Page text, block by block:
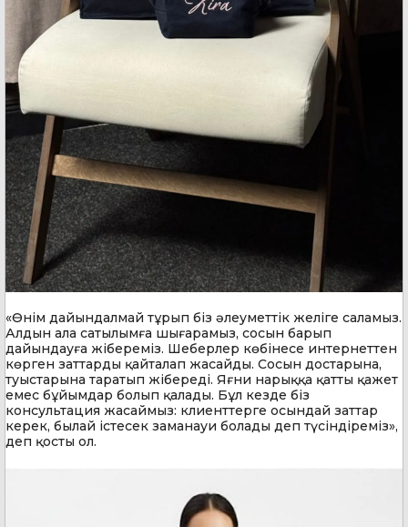
«Өнім дайындалмай тұрып біз әлеуметтік желіге саламыз.
Алдын ала сатылымға шығарамыз, сосын барып
дайындауға жібереміз. Шеберлер көбінесе интернеттен
көрген заттарды қайталап жасайды. Сосын достарына,
туыстарына таратып жібереді. Яғни нарыққа қатты қажет
емес бұйымдар болып қалады. Бұл кезде біз
консультация жасаймыз: клиенттерге осындай заттар
керек, былай істесек заманауи болады деп түсіндіреміз»,
деп қосты ол.